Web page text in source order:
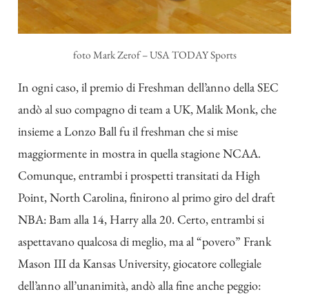
foto Mark Zerof – USA TODAY Sports
In ogni caso, il premio di Freshman dell’anno della SEC
andò al suo compagno di team a UK, Malik Monk, che
insieme a Lonzo Ball fu il freshman che si mise
maggiormente in mostra in quella stagione NCAA.
Comunque, entrambi i prospetti transitati da High
Point, North Carolina, finirono al primo giro del draft
NBA: Bam alla 14, Harry alla 20. Certo, entrambi si
aspettavano qualcosa di meglio, ma al “povero” Frank
Mason III da Kansas University, giocatore collegiale
dell’anno all’unanimità, andò alla fine anche peggio: